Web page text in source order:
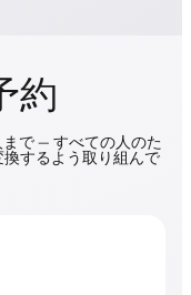
約
で — すべての人のた
するよう取り組んで